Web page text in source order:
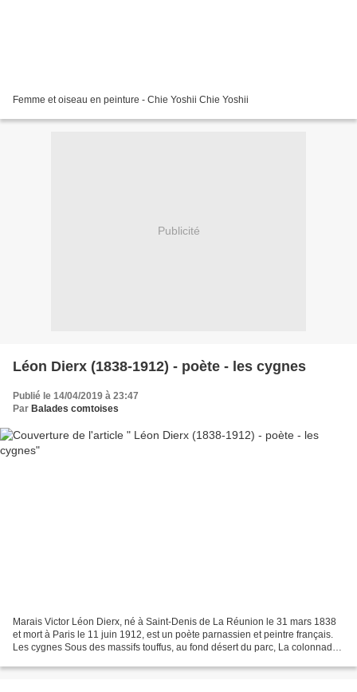
Femme et oiseau en peinture - Chie Yoshii Chie Yoshii
Publicité
Léon Dierx (1838-1912) - poète - les cygnes
Publié le 14/04/2019 à 23:47
Par Balades comtoises
Marais Victor Léon Dierx, né à Saint-Denis de La Réunion le 31 mars 1838
et mort à Paris le 11 juin 1912, est un poète parnassien et peintre français.
Les cygnes Sous des massifs touffus, au fond désert du parc, La colonnade